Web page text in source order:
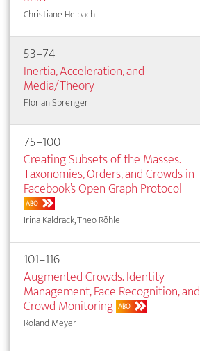
Christiane Heibach
53–74
Inertia, Acceleration, and
Media/Theory
Florian Sprenger
75–100
Creating Subsets of the Masses.
Taxonomies, Orders, and Crowds in
Facebook’s Open Graph Protocol
ABO
Irina Kaldrack, Theo Röhle
101–116
Augmented Crowds. Identity
Management, Face Recognition, and
Crowd Monitoring ABO
Roland Meyer